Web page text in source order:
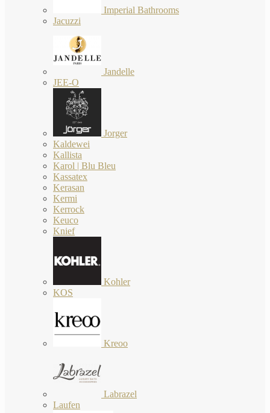
Imperial Bathrooms
Jacuzzi
Jandelle
JEE-O
Jorger
Kaldewei
Kallista
Karol | Blu Bleu
Kassatex
Kerasan
Kermi
Kerrock
Keuco
Knief
Kohler
KOS
Kreoo
Labrazel
Laufen